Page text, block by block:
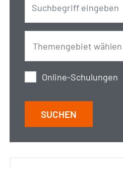
Online-Schulungen
SUCHEN